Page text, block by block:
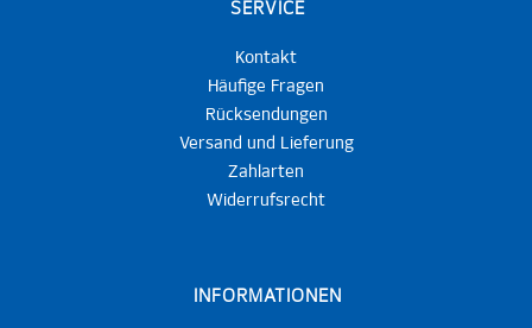
SERVICE
Kontakt
Häufige Fragen
Rücksendungen
Versand und Lieferung
Zahlarten
Widerrufsrecht
INFORMATIONEN